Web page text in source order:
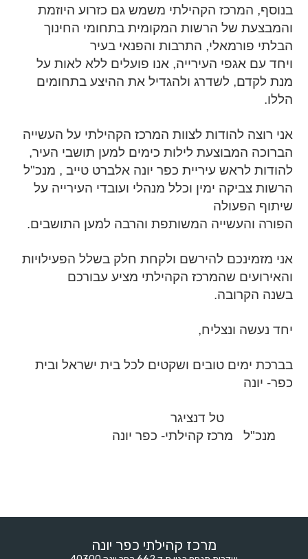
בנוסף, המרכז הקהילתי משמש גם כזרוע היוזמת
והמבצעת של הרשות המקומית בתחומי החינוך
הבלתי פורמאלי, התרבות והפנאי בעיר
ויחד עם אגפי העירייה, אנו פועלים ללא לאות על
מנת לקדם, לשדרג ולהגדיל את ההיצע בתחומים
הללו.
אני רוצה להודות לצוות המרכז הקהילתי על העשייה
הברוכה המבוצעת לילות כימים למען תושבי העיר,
להודות לראש עיריית כפר יונה אלברט טייב , מנכ"ל
הרשות צביקה ימין וכלל מנהלי ועובדי העירייה על
שיתוף הפעולה
הפורה והעשייה המשותפת והרבה למען התושבים.
אני מזמינכם להירשם ולקחת חלק בשלל הפעילויות
והאירועים שהמרכז הקהילתי מציע עבורכם
בשנה הקרובה.
יחד נעשה ונצליח,
בברכת ימים טובים ושקטים לכל בית ישראל ובית
כפר- יונה
טל דנציגר
מנכ"ל מרכז קהילתי- כפר יונה
מרכז קהילתי כפר יונה